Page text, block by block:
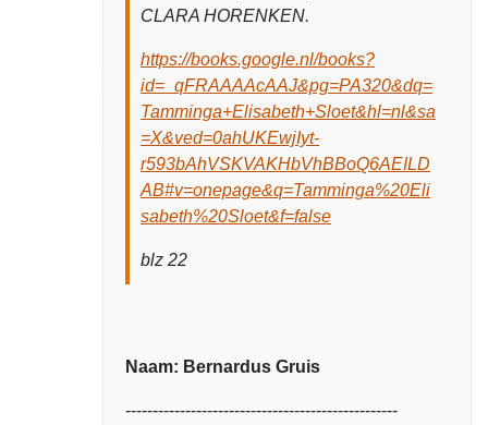
CLARA HORENKEN.
https://books.google.nl/books?
id=_qFRAAAAcAAJ&pg=PA320&dq=
Tamminga+Elisabeth+Sloet&hl=nl&sa
=X&ved=0ahUKEwjIyt-
r593bAhVSKVAKHbVhBBoQ6AEILD
AB#v=onepage&q=Tamminga%20Eli
sabeth%20Sloet&f=false
blz 22
Naam: Bernardus Gruis
--------------------------------------------------